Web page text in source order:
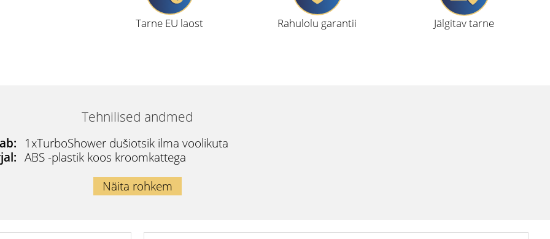
Tarne EU laost Rahulolu garantii Jälgitav tarne
Tehnilised andmed
1xTurboShower dušiotsik ilma voolikuta
ABS -plastik koos kroomkattega
Näita rohkem